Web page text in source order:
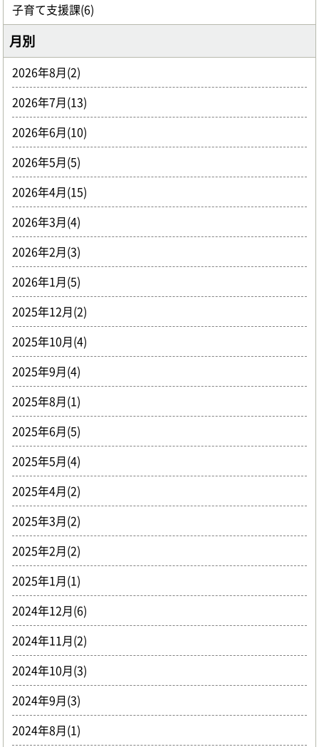
子育て支援課(6)
月別
2026年8月(2)
2026年7月(13)
2026年6月(10)
2026年5月(5)
2026年4月(15)
2026年3月(4)
2026年2月(3)
2026年1月(5)
2025年12月(2)
2025年10月(4)
2025年9月(4)
2025年8月(1)
2025年6月(5)
2025年5月(4)
2025年4月(2)
2025年3月(2)
2025年2月(2)
2025年1月(1)
2024年12月(6)
2024年11月(2)
2024年10月(3)
2024年9月(3)
2024年8月(1)